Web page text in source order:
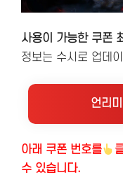
사용이 가능한 쿠폰
정보는 수시로 업데
언리
아래 쿠폰 번호를
수 있습니다.